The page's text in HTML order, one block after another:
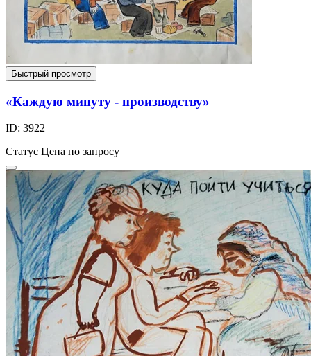
Быстрый просмотр
«Каждую минуту - производству»
ID: 3922
Статус Цена по запросу